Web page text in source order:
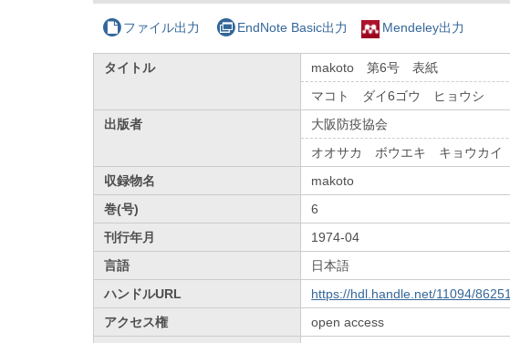
ファイル出力 EndNote Basic出力 Mendeley出力
タイトル
makoto 第6号 表紙
マコト ダイ6ゴウ ヒョウシ
出版者
大阪防疫協会
オオサカ ボウエキ キョウカイ
収録物名
makoto
巻(号)
6
刊行年月
1974-04
言語
日本語
ハンドルURL
https://hdl.handle.net/11094/86251
アクセス権
open access